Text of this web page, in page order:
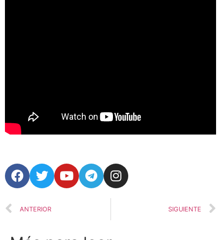
ANTERIOR SIGUIENTE